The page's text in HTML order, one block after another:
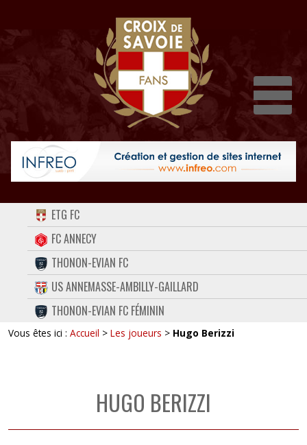
ACCUEIL
FORUM
CONTACT
FACEBOOK
TWITTER
ETG FC
FC ANNECY
THONON-EVIAN FC
US ANNEMASSE-AMBILLY-GAILLARD
THONON-EVIAN FC FÉMININ
Vous êtes ici : Accueil > Les joueurs > Hugo Berizzi
HUGO BERIZZI